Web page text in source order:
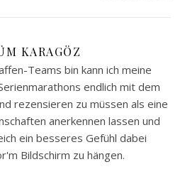
KARAGÖZ
Teams bin kann ich meine
endlich mit dem
rezensieren zu müssen als eine
anerkennen lassen und
ein besseres Gefühl dabei
Bildschirm zu hängen.